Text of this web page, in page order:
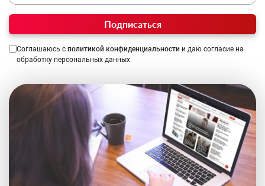
Подписаться
Соглашаюсь с политикой конфиденциальности и даю согласие на
обработку персональных данных